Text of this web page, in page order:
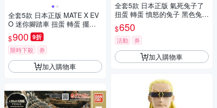
全套5款 日本正版 MATE X EV
O 迷你腳踏車 扭蛋 轉蛋 擺飾
模型 腳踏車 自行車 BANDAI 萬
代 809057
$900 9折
限時下殺 券
加入購物車
全套5款 日本正版 氣死兔子了
扭蛋 轉蛋 憤怒的兔子 黑色兔子
白色兔子 灰色趴趴兔 站立兔 動
物模型 BANDAI 萬代 889240
$650
活動 券
加入購物車